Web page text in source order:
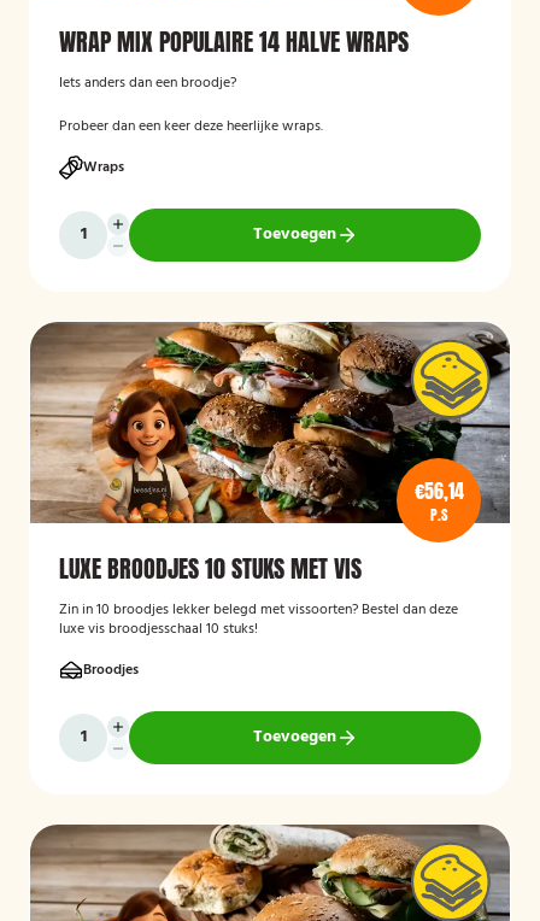
WRAP MIX POPULAIRE 14 HALVE WRAPS
Iets anders dan een broodje?
Probeer dan een keer deze heerlijke wraps.
Wraps
Toevoegen
€56,14
P.S
LUXE BROODJES 10 STUKS MET VIS
Zin in 10 broodjes lekker belegd met vissoorten? Bestel dan deze
luxe vis broodjesschaal 10 stuks!
Broodjes
Toevoegen